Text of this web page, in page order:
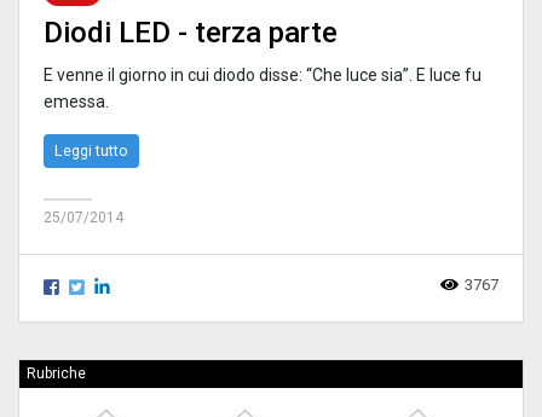
Diodi LED - terza parte
E venne il giorno in cui diodo disse: “Che luce sia”. E luce fu
emessa.
Leggi tutto
25/07/2014
3767
Rubriche